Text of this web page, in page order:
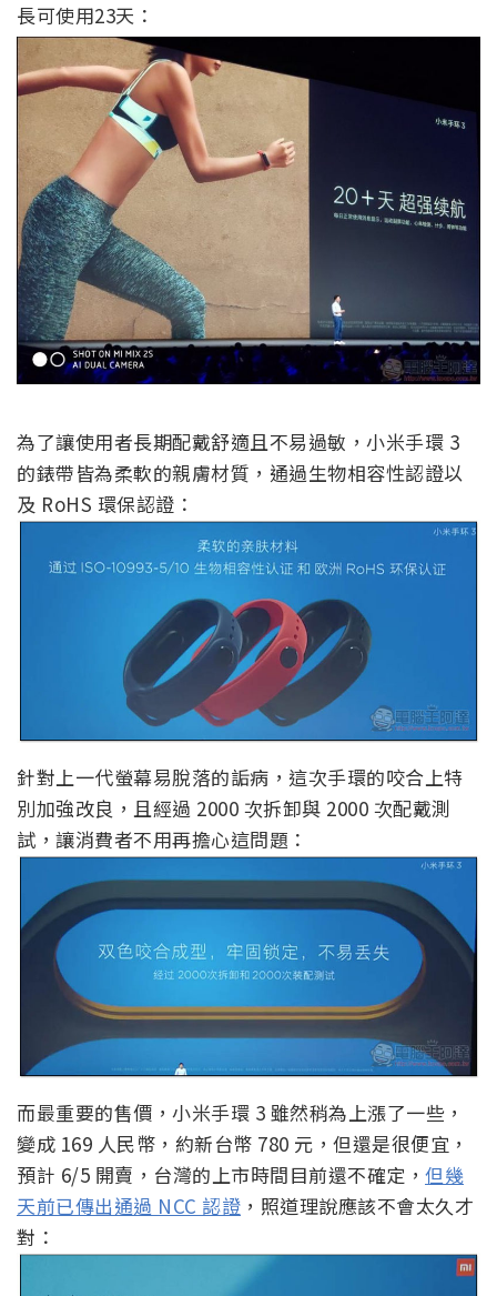
長可使用23天：
為了讓使用者長期配戴舒適且不易過敏，小米手環 3
的錶帶皆為柔軟的親膚材質，通過生物相容性認證以
及 RoHS 環保認證：
針對上一代螢幕易脫落的詬病，這次手環的咬合上特
別加強改良，且經過 2000 次拆卸與 2000 次配戴測
試，讓消費者不用再擔心這問題：
而最重要的售價，小米手環 3 雖然稍為上漲了一些，
變成 169 人民幣，約新台幣 780 元，但還是很便宜，
預計 6/5 開賣，台灣的上市時間目前還不確定， 但幾
天前已傳出通過 NCC 認證 ，照道理說應該不會太久才
對：